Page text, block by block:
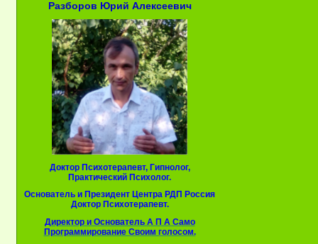
Разборов Юрий Алексеевич
Доктор Психотерапевт, Гипнолог,
Практический Психолог.
Основатель и Президент Центра РДП Россия
Доктор Психотерапевт.
Директор и Основатель А П А Само
Программирование Своим голосом.